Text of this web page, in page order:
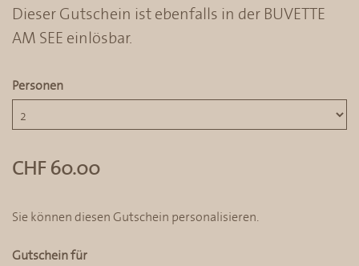
Dieser Gutschein ist ebenfalls in der BUVETTE
AM SEE einlösbar.
Personen
CHF 60.00
Sie können diesen Gutschein personalisieren.
Gutschein für